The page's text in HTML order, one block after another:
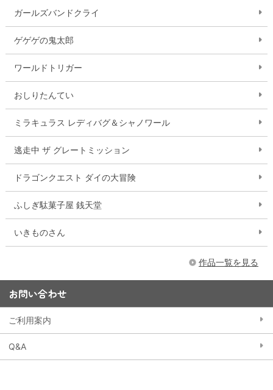
ガールズバンドクライ
ゲゲゲの鬼太郎
ワールドトリガー
おしりたんてい
ミラキュラス レディバグ＆シャノワール
逃走中 ザ グレートミッション
ドラゴンクエスト ダイの大冒険
ふしぎ駄菓子屋 銭天堂
いきものさん
作品一覧を見る
お問い合わせ
ご利用案内
Q&A